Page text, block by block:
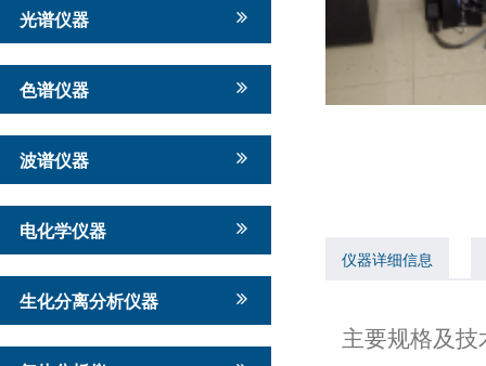
光谱仪器
色谱仪器
波谱仪器
电化学仪器
生化分离分析仪器
仪器详细信息
主要规格及技